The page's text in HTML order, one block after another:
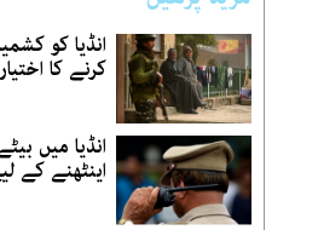
انڈیا کو
کرنے کا
انڈیا میں
اینٹھنے کے